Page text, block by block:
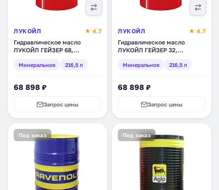
ЛУКОЙЛ
★ 4.7
Гидравлическое масло
ЛУКОЙЛ ГЕЙЗЕР 68,
(1407624)
Минеральное 216,5 л
68 898 ₽
Запрос цены
ЛУКОЙЛ
★ 4.7
Гидравлическое масло
ЛУКОЙЛ ГЕЙЗЕР 32,
(1407619)
Минеральное 216,5 л
68 898 ₽
Запрос цены
Под заказ Под заказ